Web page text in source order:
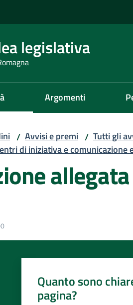
legislativa
Argomenti
/ Avvisi e premi / Tutti gli
di iniziativa e
allegata
Quanto sono
pagina?